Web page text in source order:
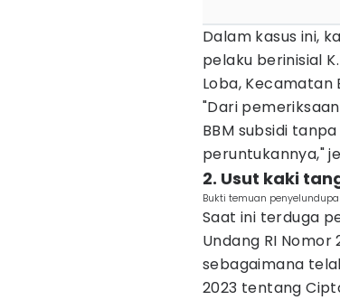
Dalam kasus ini,
pelaku berinisial
Loba, Kecamatan
"Dari
BBM subsidi
peruntukannya,"
2. Usut kaki
Bukti temuan
Saat ini terduga
Undang RI Nomor
sebagaimana
2023 tentang